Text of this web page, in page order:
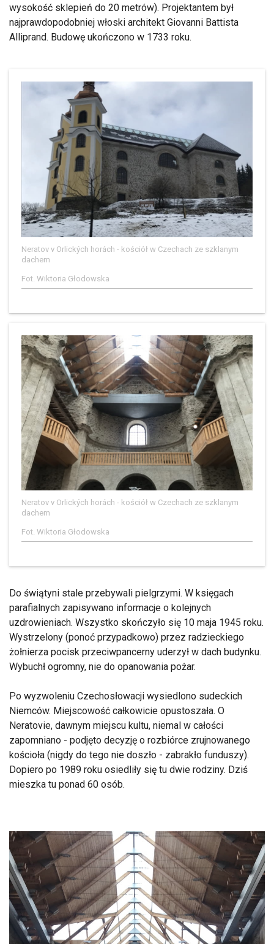
wysokość sklepień do 20 metrów). Projektantem był
najprawdopodobniej włoski architekt Giovanni Battista
Alliprand. Budowę ukończono w 1733 roku.
Neratov v Orlických horách - kościół w Czechach ze szklanym
dachem
Fot. Wiktoria Głodowska
Neratov v Orlických horách - kościół w Czechach ze szklanym
dachem
Fot. Wiktoria Głodowska
Do świątyni stale przebywali pielgrzymi. W księgach
parafialnych zapisywano informacje o kolejnych
uzdrowieniach. Wszystko skończyło się 10 maja 1945 roku.
Wystrzelony (ponoć przypadkowo) przez radzieckiego
żołnierza pocisk przeciwpancerny uderzył w dach budynku.
Wybuchł ogromny, nie do opanowania pożar.
Po wyzwoleniu Czechosłowacji wysiedlono sudeckich
Niemców. Miejscowość całkowicie opustoszała. O
Neratovie, dawnym miejscu kultu, niemal w całości
zapomniano - podjęto decyzję o rozbiórce zrujnowanego
kościoła (nigdy do tego nie doszło - zabrakło funduszy).
Dopiero po 1989 roku osiedliły się tu dwie rodziny. Dziś
mieszka tu ponad 60 osób.